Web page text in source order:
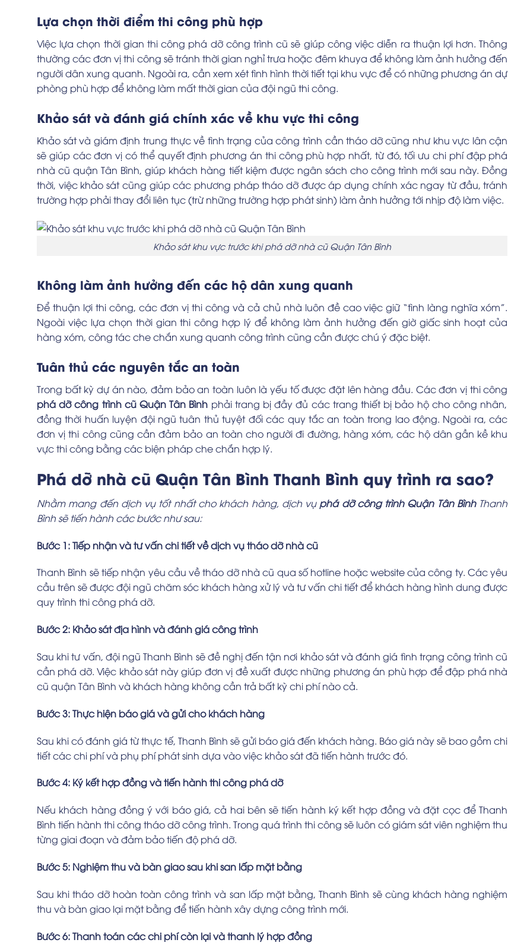
Lựa chọn thời điểm thi công phù hợp
Việc lựa chọn thời gian thi công phá dỡ công trình cũ sẽ giúp công việc diễn ra thuận lợi hơn. Thông
thường các đơn vị thi công sẽ tránh thời gian nghỉ trưa hoặc đêm khuya để không làm ảnh hưởng đến
người dân xung quanh. Ngoài ra, cần xem xét tình hình thời tiết tại khu vực để có những phương án dự
phòng phù hợp để không làm mất thời gian của đội ngũ thi công.
Khảo sát và đánh giá chính xác về khu vực thi công
Khảo sát và giám định trung thực về tình trạng của công trình cần tháo dỡ cũng như khu vực lân cận
sẽ giúp các đơn vị có thể quyết định phương án thi công phù hợp nhất, từ đó, tối ưu chi phí đập phá
nhà cũ quận Tân Bình, giúp khách hàng tiết kiệm được ngân sách cho công trình mới sau này. Đồng
thời, việc khảo sát cũng giúp các phương pháp tháo dỡ được áp dụng chính xác ngay từ đầu, tránh
trường hợp phải thay đổi liên tục (trừ những trường hợp phát sinh) làm ảnh hưởng tới nhịp độ làm việc.
Khảo sát khu vực trước khi phá dỡ nhà cũ Quận Tân Bình
Không làm ảnh hưởng đến các hộ dân xung quanh
Để thuận lợi thi công, các đơn vị thi công và cả chủ nhà luôn đề cao việc giữ “tình làng nghĩa xóm”.
Ngoài việc lựa chọn thời gian thi công hợp lý để không làm ảnh hưởng đến giờ giấc sinh hoạt của
hàng xóm, công tác che chắn xung quanh công trình cũng cần được chú ý đặc biệt.
Tuân thủ các nguyên tắc an toàn
Trong bất kỳ dự án nào, đảm bảo an toàn luôn là yếu tố được đặt lên hàng đầu. Các đơn vị thi công
phá dỡ công trình cũ Quận Tân Bình phải trang bị đầy đủ các trang thiết bị bảo hộ cho công nhân,
đồng thời huấn luyện đội ngũ tuân thủ tuyệt đối các quy tắc an toàn trong lao động. Ngoài ra, các
đơn vị thi công cũng cần đảm bảo an toàn cho người đi đường, hàng xóm, các hộ dân gần kề khu
vực thi công bằng các biện pháp che chắn hợp lý.
Phá dỡ nhà cũ Quận Tân Bình Thanh Bình quy trình ra sao?
Nhằm mang đến dịch vụ tốt nhất cho khách hàng, dịch vụ phá dỡ công trình Quận Tân BìnhThanh
Bình sẽ tiến hành các bước như sau:
Bước 1: Tiếp nhận và tư vấn chi tiết về dịch vụ tháo dỡ nhà cũ
Thanh Bình sẽ tiếp nhận yêu cầu về tháo dỡ nhà cũ qua số hotline hoặc website của công ty. Các yêu
cầu trên sẽ được đội ngũ chăm sóc khách hàng xử lý và tư vấn chi tiết để khách hàng hình dung được
quy trình thi công phá dỡ.
Bước 2: Khảo sát địa hình và đánh giá công trình
Sau khi tư vấn, đội ngũ Thanh Bình sẽ đề nghị đến tận nơi khảo sát và đánh giá tình trạng công trình cũ
cần phá dỡ. Việc khảo sát này giúp đơn vị đề xuất được những phương án phù hợp để đập phá nhà
cũ quận Tân Bình và khách hàng không cần trả bất kỳ chi phí nào cả.
Bước 3: Thực hiện báo giá và gửi cho khách hàng
Sau khi có đánh giá từ thực tế, Thanh Bình sẽ gửi báo giá đến khách hàng. Báo giá này sẽ bao gồm chi
tiết các chi phí và phụ phí phát sinh dựa vào việc khảo sát đã tiến hành trước đó.
Bước 4: Ký kết hợp đồng và tiến hành thi công phá dỡ
Nếu khách hàng đồng ý với báo giá, cả hai bên sẽ tiến hành ký kết hợp đồng và đặt cọc để Thanh
Bình tiến hành thi công tháo dỡ công trình. Trong quá trình thi công sẽ luôn có giám sát viên nghiệm thu
từng giai đoạn và đảm bảo tiến độ phá dỡ.
Bước 5: Nghiệm thu và bàn giao sau khi san lấp mặt bằng
Sau khi tháo dỡ hoàn toàn công trình và san lấp mặt bằng, Thanh Bình sẽ cùng khách hàng nghiệm
thu và bàn giao lại mặt bằng để tiến hành xây dựng công trình mới.
Bước 6: Thanh toán các chi phí còn lại và thanh lý hợp đồng